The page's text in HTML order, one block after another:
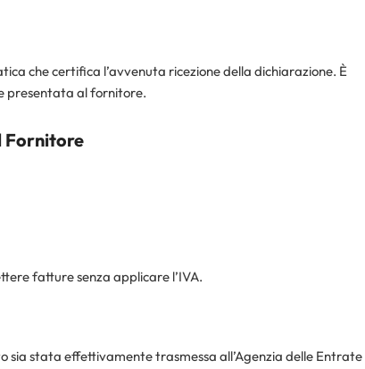
che certifica l’avvenuta ricezione della dichiarazione. È
presentata al fornitore.
Fornitore
fatture senza applicare l’IVA.
sia stata effettivamente trasmessa all’Agenzia delle Entrate